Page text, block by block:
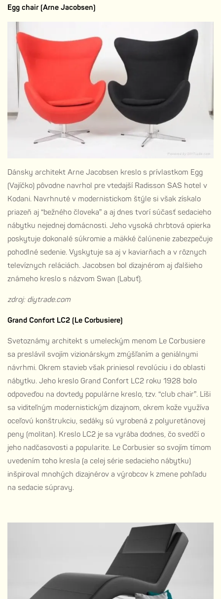
Egg chair (Arne Jacobsen)
Dánsky architekt Arne Jacobsen kreslo s prívlastkom Egg
(Vajíčko) pôvodne navrhol pre vtedajší Radisson SAS hotel v
Kodani. Navrhnuté v modernistickom štýle si však získalo
priazeň aj “bežného človeka” a aj dnes tvorí súčasť sedacieho
nábytku nejednej domácnosti. Jeho vysoká chrbtová opierka
poskytuje dokonalé súkromie a mäkké čalúnenie zabezpečuje
pohodlné sedenie. Vyskytuje sa aj v kaviarňach a v rôznych
televíznych reláciách. Jacobsen bol dizajnérom aj ďalšieho
známeho kreslo s názvom Swan (Labuť).
zdroj: diytrade.com
Grand Confort LC2 (Le Corbusiere)
Svetoznámy architekt s umeleckým menom Le Corbusiere
sa preslávil svojím vizionárskym zmýšľaním a geniálnymi
návrhmi. Okrem stavieb však priniesol revolúciu i do oblasti
nábytku. Jeho kreslo Grand Confort LC2 roku 1928 bolo
odpoveďou na dovtedy populárne kreslo, tzv. “club chair”. Líši
sa viditeľným modernistickým dizajnom, okrem kože využíva
oceľovú konštrukciu, sedáky sú vyrobená z polyuretánovej
peny (molitan). Kreslo LC2 je sa vyrába dodnes, čo svedčí o
jeho nadčasovosti a popularite. Le Corbusier so svojím tímom
uvedením toho kresla (a celej série sedacieho nábytku)
inšpiroval mnohých dizajnérov a výrobcov k zmene pohľadu
na sedacie súpravy.